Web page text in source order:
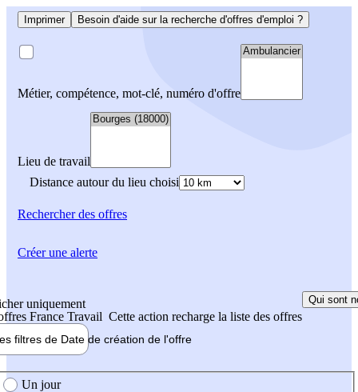
Imprimer Besoin d'aide sur la recherche d'offres d'emploi ?
Métier, compétence, mot-clé, numéro d'offre
Lieu de travail
Distance autour du lieu choisi
Rechercherdes offres
uniquement
France Travail Cette action recharge la liste des offres
Qui sont
filtres de Date de création de l'offre
création de l'offre
Un jour
Créer une alerte